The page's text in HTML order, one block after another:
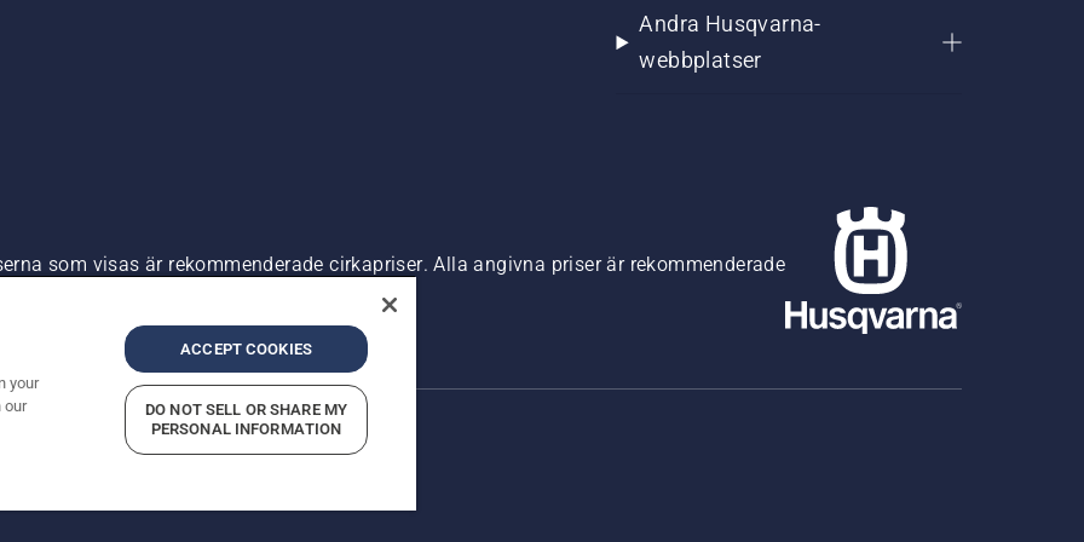
Andra Husqvarna-
webbplatser
som visas är rekommenderade cirkapriser. Alla angivna priser är rekommenderade
Företagsinformation
your
our
ACCEPT COOKIES
DO NOT SELL OR SHARE MY
PERSONAL INFORMATION